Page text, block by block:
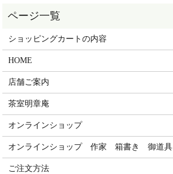
ショッピングカートの内容
HOME
店舗ご案内
茶室明章庵
オンラインショップ
オンラインショップ 作家 箱書き 御道具
ご注文方法